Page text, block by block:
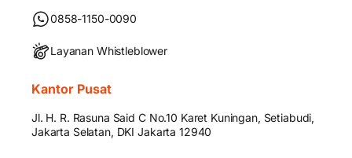
0858-1150-0090
Layanan Whistleblower
Kantor Pusat
Jl. H. R. Rasuna Said C No.10 Karet Kuningan, Setiabudi,
Jakarta Selatan, DKI Jakarta 12940